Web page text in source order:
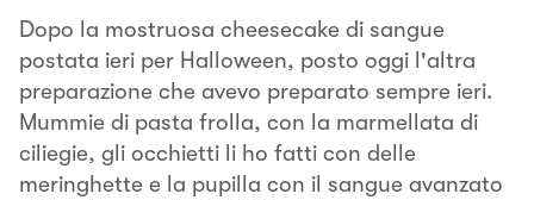
Dopo la mostruosa cheesecake di sangue
postata ieri per Halloween, posto oggi l'altra
preparazione che avevo preparato sempre ieri.
Mummie di pasta frolla, con la marmellata di
ciliegie, gli occhietti li ho fatti con delle
meringhette e la pupilla con il sangue avanzato